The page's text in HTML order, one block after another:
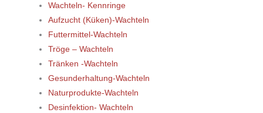
Wachteln- Kennringe
Aufzucht (Küken)-Wachteln
Futtermittel-Wachteln
Tröge – Wachteln
Tränken -Wachteln
Gesunderhaltung-Wachteln
Naturprodukte-Wachteln
Desinfektion- Wachteln